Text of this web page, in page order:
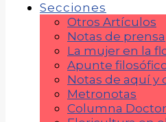
Secciones
Otros Artículos
Notas de prensa
La mujer en la
Apunte
Notas de aquí y
Metronotas
Columna